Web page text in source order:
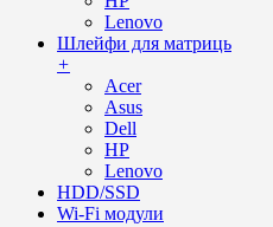
Lenovo
Шлейфи для матриць
+
Acer
Asus
Dell
HP
Lenovo
HDD/SSD
Wi-Fi модули